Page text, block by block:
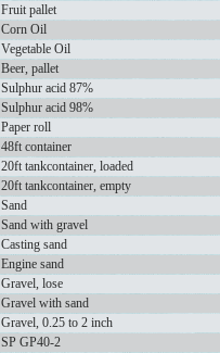
Fruit pallet
Corn Oil
Vegetable Oil
Beer, pallet
Sulphur acid 87%
Sulphur acid 98%
Paper roll
48ft container
20ft tankcontainer, loaded
20ft tankcontainer, empty
Sand
Sand with gravel
Casting sand
Engine sand
Gravel, lose
Gravel with sand
Gravel, 0.25 to 2 inch
SP GP40-2